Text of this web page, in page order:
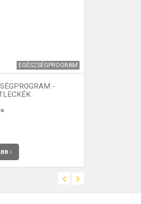
EGÉSZSÉGPROGRAM
-